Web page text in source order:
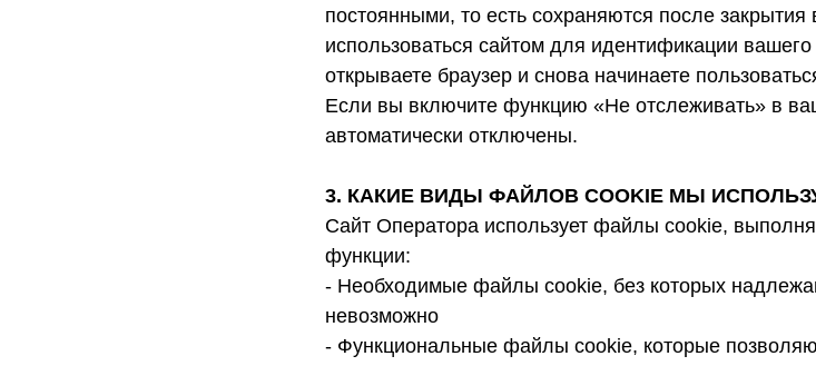
постоянными, то есть сохраняются после
использоваться сайтом для идентификации
открываете браузер и снова начинаете
Если вы включите функцию «Не отслеживать» в
автоматически отключены.
3. КАКИЕ ВИДЫ ФАЙЛОВ COOKIE МЫ
Сайт Оператора использует файлы cookie,
функции:
- Необходимые файлы cookie, без которых
невозможно
- Функциональные файлы cookie, которые